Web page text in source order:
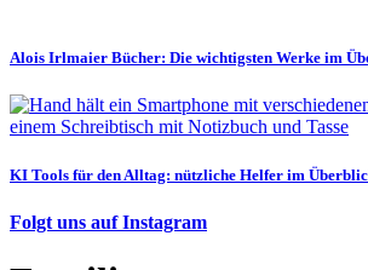
Alois Irlmaier Bücher: Die wichtigsten Werke im
KI Tools für den Alltag: nützliche Helfer im
Folgt uns auf Instagram